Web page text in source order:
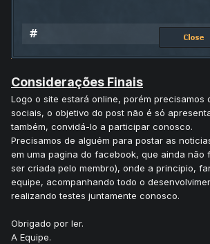
Considerações Finais
Logo o site estará online, porém precisamos
sociais, o objetivo do post não é só
também, convidá-lo a participar conosco.
Precisamos de alguém para postar as
em uma pagina do facebook, que ainda não
ser criada pelo membro), onde a principio,
equipe, acompanhando todo o
realizando testes juntamente conosco.
Obrigado por ler.
A Equipe.